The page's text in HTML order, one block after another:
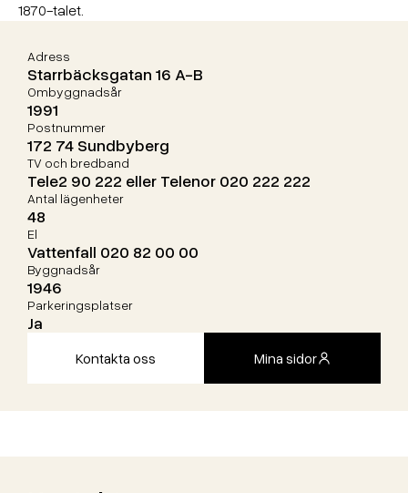
1870-talet.
Adress
Starrbäcksgatan 16 A-B
Ombyggnadsår
1991
Postnummer
172 74 Sundbyberg
TV och bredband
Tele2 90 222 eller Telenor 020 222 222
Antal lägenheter
48
El
Vattenfall 020 82 00 00
Byggnadsår
1946
Parkeringsplatser
Ja
Kontakta oss Mina sidor